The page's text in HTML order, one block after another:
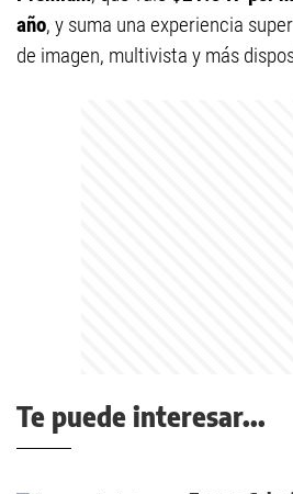
año, y suma una experiencia
de imagen, multivista y más
Te puede interesar...